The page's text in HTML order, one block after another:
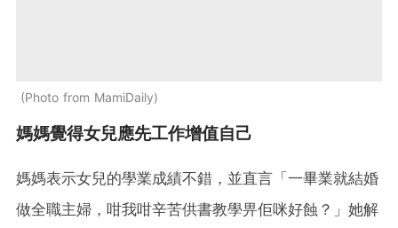
Photo from MamiDaily
媽媽覺得女兒應先工作增值自己
媽媽表示女兒的學業成績不錯，並直言「一畢業就結婚
做全職主婦，咁我咁辛苦供書教學畀佢咪好蝕？」她解